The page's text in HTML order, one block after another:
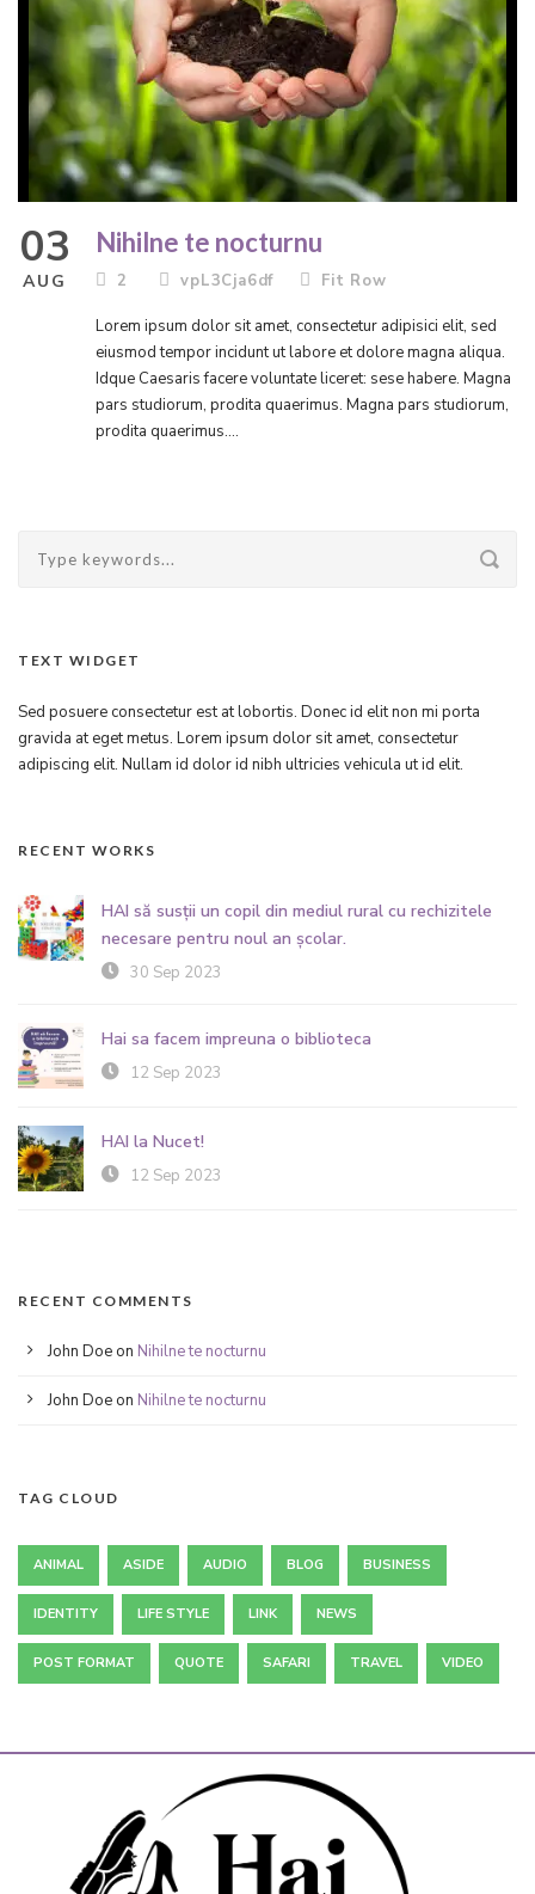
03
AUG
Nihilne te nocturnu
2 vpL3Cja6df Fit Row
Lorem ipsum dolor sit amet, consectetur adipisici elit, sed
eiusmod tempor incidunt ut labore et dolore magna aliqua.
Idque Caesaris facere voluntate liceret: sese habere. Magna
pars studiorum, prodita quaerimus. Magna pars studiorum,
prodita quaerimus....
TEXT WIDGET
Sed posuere consectetur est at lobortis. Donec id elit non mi porta
gravida at eget metus. Lorem ipsum dolor sit amet, consectetur
adipiscing elit. Nullam id dolor id nibh ultricies vehicula ut id elit.
RECENT WORKS
HAI să susții un copil din mediul rural cu rechizitele
necesare pentru noul an școlar.
30 Sep 2023
Hai sa facem impreuna o biblioteca
12 Sep 2023
HAI la Nucet!
12 Sep 2023
RECENT COMMENTS
John Doe on Nihilne te nocturnu
John Doe on Nihilne te nocturnu
TAG CLOUD
ANIMAL ASIDE AUDIO BLOG BUSINESS
IDENTITY LIFE STYLE LINK NEWS
POST FORMAT QUOTE SAFARI TRAVEL VIDEO